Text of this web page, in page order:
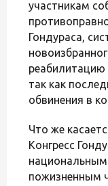
участникам
Гондураса,
реабилитацию
так как
обвинения в
Что же
Конгресс
национальным
пожизненным